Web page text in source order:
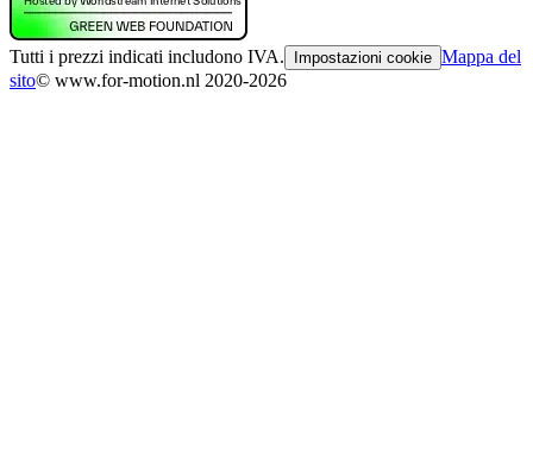
Tutti i prezzi indicati includono IVA. Impostazioni cookie Mappa del
sito© www.for-motion.nl 2020-2026